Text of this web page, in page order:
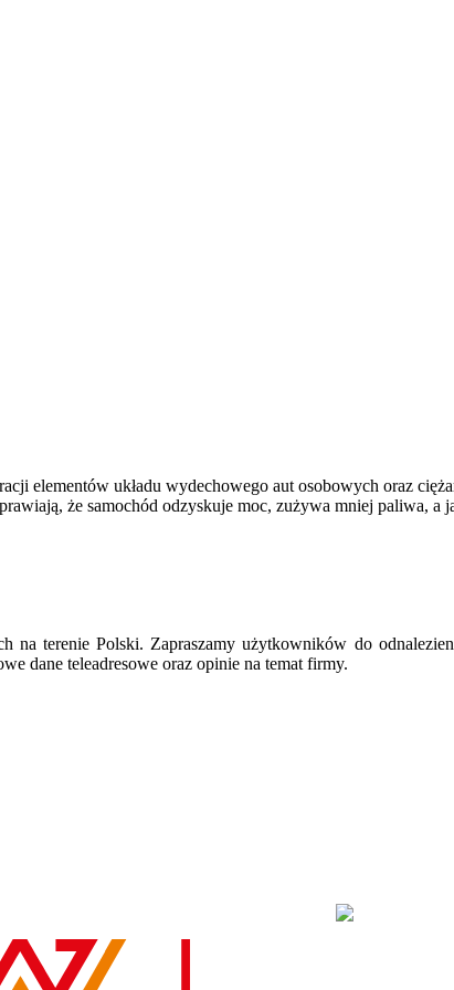
elementów układu wydechowego aut osobowych oraz
że samochód odzyskuje moc, zużywa mniej paliwa, a
na terenie Polski. Zapraszamy użytkowników do
dane teleadresowe oraz opinie na temat firmy.